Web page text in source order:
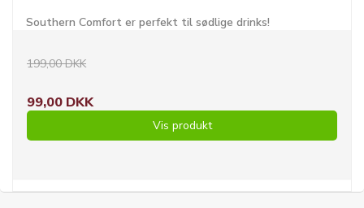
Southern Comfort er perfekt til sødlige drinks!
199,00 DKK
99,00 DKK
Vis produkt